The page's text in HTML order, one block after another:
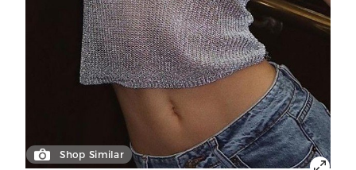
Shop Similar